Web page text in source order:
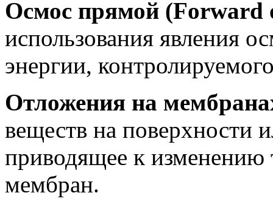
Осмос прямой (Forward
использования явления
энергии,
Отложения на
веществ на поверхности
приводящее к изменению
мембран.